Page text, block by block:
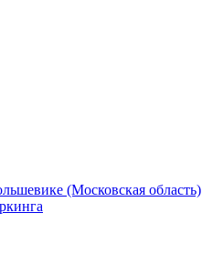
(Московская область)